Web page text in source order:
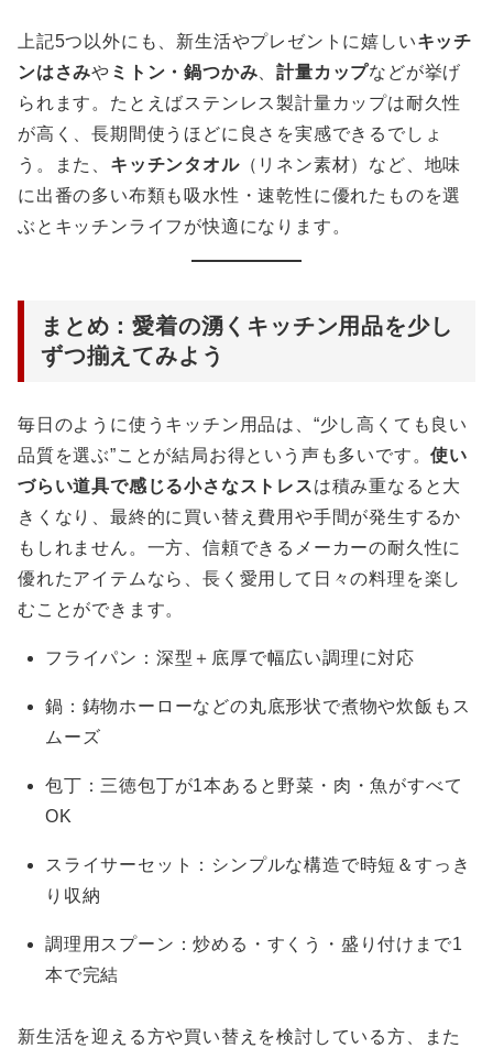
上記5つ以外にも、新生活やプレゼントに嬉しいキッチ
ンはさみや ミトン・鍋つかみ 、計量カップなどが挙げ
られます。たとえばステンレス製計量カップは耐久性
が高く、長期間使うほどに良さを実感できるでしょ
う。また、 キッチンタオル（リネン素材）など、地味
に出番の多い布類も吸水性・速乾性に優れたものを選
ぶとキッチンライフが快適になります。
まとめ：愛着の湧くキッチン用品を少し
ずつ揃えてみよう
毎日のように使うキッチン用品は、“少し高くても良い
品質を選ぶ”ことが結局お得という声も多いです。使い
づらい道具で感じる小さなストレスは積み重なると大
きくなり、最終的に買い替え費用や手間が発生するか
もしれません。一方、信頼できるメーカーの耐久性に
優れたアイテムなら、長く愛用して日々の料理を楽し
むことができます。
フライパン：深型＋底厚で幅広い調理に対応
鍋：鋳物ホーローなどの丸底形状で煮物や炊飯もス
ムーズ
包丁：三徳包丁が1本あると野菜・肉・魚がすべて
OK
スライサーセット：シンプルな構造で時短＆すっき
り収納
調理用スプーン：炒める・すくう・盛り付けまで1
本で完結
新生活を迎える方や買い替えを検討している方、また